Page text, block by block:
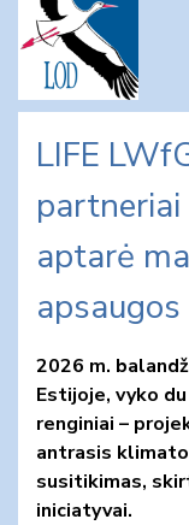
content
LIFE
aptarė
2026 m.
Estijoje, vyko
renginiai –
antrasis
susitikimas,
iniciatyvai.